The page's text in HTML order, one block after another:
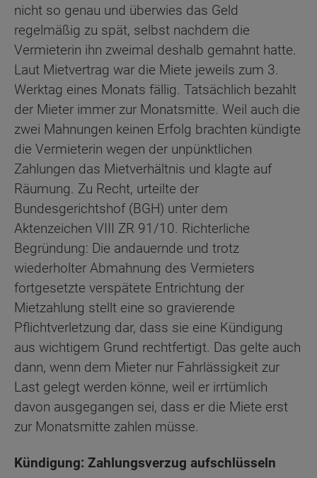
nicht so genau und überwies das Geld
regelmäßig zu spät, selbst nachdem die
Vermieterin ihn zweimal deshalb gemahnt hatte.
Laut Mietvertrag war die Miete jeweils zum 3.
Werktag eines Monats fällig. Tatsächlich bezahlt
der Mieter immer zur Monatsmitte. Weil auch die
zwei Mahnungen keinen Erfolg brachten kündigte
die Vermieterin wegen der unpünktlichen
Zahlungen das Mietverhältnis und klagte auf
Räumung. Zu Recht, urteilte der
Bundesgerichtshof (BGH) unter dem
Aktenzeichen VIII ZR 91/10. Richterliche
Begründung: Die andauernde und trotz
wiederholter Abmahnung des Vermieters
fortgesetzte verspätete Entrichtung der
Mietzahlung stellt eine so gravierende
Pflichtverletzung dar, dass sie eine Kündigung
aus wichtigem Grund rechtfertigt. Das gelte auch
dann, wenn dem Mieter nur Fahrlässigkeit zur
Last gelegt werden könne, weil er irrtümlich
davon ausgegangen sei, dass er die Miete erst
zur Monatsmitte zahlen müsse.
Kündigung: Zahlungsverzug aufschlüsseln